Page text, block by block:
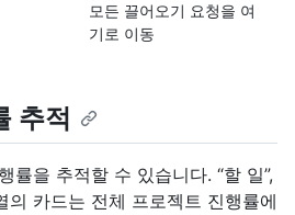
모든 끌어오기 요청을 여
기로 이동
추적
률을 추적할 수 있습니다. “할 일”,
의 카드는 전체 프로젝트 진행률에